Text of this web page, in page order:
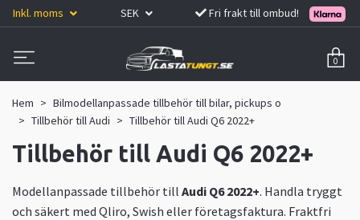
Inkl. moms SEK Fri frakt till ombud!
0
Hem
Bilmodellanpassade tillbehör till bilar, pickups o
Tillbehör till Audi
Tillbehör till Audi Q6 2022+
Tillbehör till Audi Q6 2022+
Modellanpassade tillbehör till Audi Q6 2022+. Handla tryggt
och säkert med Qliro, Swish eller företagsfaktura. Fraktfri